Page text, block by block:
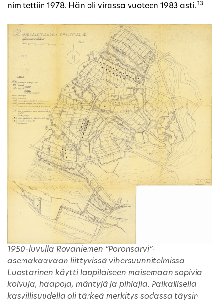
nimitettiin 1978. Hän oli virassa vuoteen 1983 asti. 13
1950-luvulla Rovaniemen “Poronsarvi”-
asemakaavaan liittyvissä vihersuunnitelmissa
Luostarinen käytti lappilaiseen maisemaan sopivia
koivuja, haapoja, mäntyjä ja pihlajia. Paikallisella
kasvillisuudella oli tärkeä merkitys sodassa täysin